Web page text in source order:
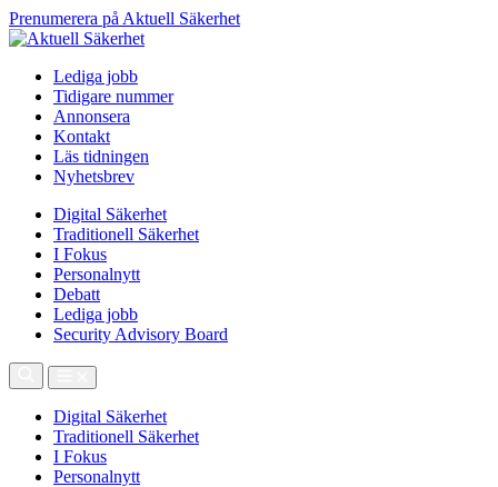
Prenumerera på Aktuell Säkerhet
Lediga jobb
Tidigare nummer
Annonsera
Kontakt
Läs tidningen
Nyhetsbrev
Digital Säkerhet
Traditionell Säkerhet
I Fokus
Personalnytt
Debatt
Lediga jobb
Security Advisory Board
Digital Säkerhet
Traditionell Säkerhet
I Fokus
Personalnytt